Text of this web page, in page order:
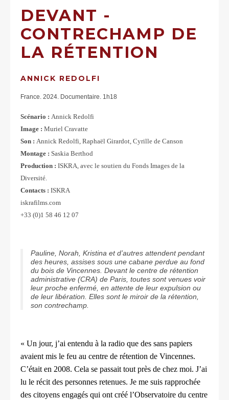
DEVANT -
CONTRECHAMP DE
LA RÉTENTION
ANNICK REDOLFI
France. 2024. Documentaire. 1h18
Scénario : Annick Redolfi
Image : Muriel Cravatte
Son : Annick Redolfi, Raphaël Girardot, Cyrille de Canson
Montage : Saskia Berthod
Production : ISKRA, avec le soutien du Fonds Images de la
Diversité.
Contacts : ISKRA
iskrafilms.com
+33 (0)1 58 46 12 07
Pauline, Norah, Kristina et d’autres attendent pendant
des heures, assises sous une cabane perdue au fond
du bois de Vincennes. Devant le centre de rétention
administrative (CRA) de Paris, toutes sont venues voir
leur proche enfermé, en attente de leur expulsion ou
de leur libération. Elles sont le miroir de la rétention,
son contrechamp.
« Un jour, j’ai entendu à la radio que des sans papiers
avaient mis le feu au centre de rétention de Vincennes.
C’était en 2008. Cela se passait tout près de chez moi. J’ai
lu le récit des personnes retenues. Je me suis rapprochée
des citoyens engagés qui ont créé l’Observatoire du centre